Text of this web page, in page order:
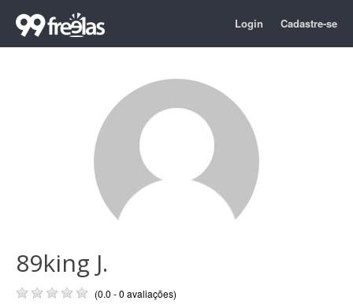
Login Cadastre-se
89king J.
(0.0 - 0 avaliações)